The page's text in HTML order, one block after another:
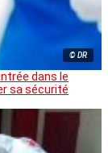
© DR
dans le
sa sécurité